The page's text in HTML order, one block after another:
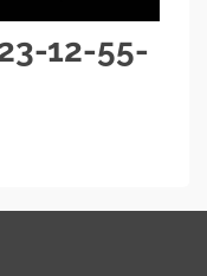
12-55-